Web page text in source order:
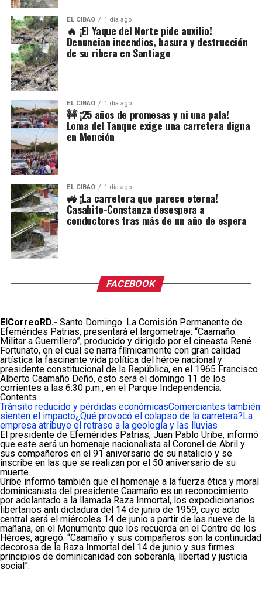
EL CIBAO 1 día ago
🔥 ¡El Yaque del Norte pide auxilio!
Denuncian incendios, basura y destrucción
de su ribera en Santiago
EL CIBAO 1 día ago
🚧 ¡25 años de promesas y ni una pala!
Loma del Tanque exige una carretera digna
en Monción
EL CIBAO 1 día ago
🚜 ¡La carretera que parece eterna!
Casabito-Constanza desespera a
conductores tras más de un año de espera
FACEBOOK
ElCorreoRD.- Santo Domingo. La Comisión Permanente de
Efemérides Patrias, presentará el largometraje: “Caamaño.
Militar a Guerrillero”, producido y dirigido por el cineasta René
Fortunato, en el cual se narra fílmicamente con gran calidad
artística la fascinante vida política del héroe nacional y
presidente constitucional de la República, en el 1965 Francisco
Alberto Caamaño Deñó, esto será el domingo 11 de los
corrientes a las 6:30 p.m., en el Parque Independencia.
Contents
Tránsito reducido y pérdidas económicasComerciantes también
sienten el impacto¿Qué provocó el colapso de la carretera?La
empresa atribuye el retraso a la geología y las lluvias
El presidente de Efemérides Patrias, Juan Pablo Uribe, informó
que este será un homenaje nacionalista al Coronel de Abril y
sus compañeros en el 91 aniversario de su natalicio y se
inscribe en las que se realizan por el 50 aniversario de su
muerte.
Uribe informó también que el homenaje a la fuerza ética y moral
dominicanista del presidente Caamaño es un reconocimiento
por adelantado a la llamada Raza Inmortal, los expedicionarios
libertarios anti dictadura del 14 de junio de 1959, cuyo acto
central será el miércoles 14 de junio a partir de las nueve de la
mañana, en el Monumento que los recuerda en el Centro de los
Héroes, agregó: “Caamaño y sus compañeros son la continuidad
decorosa de la Raza Inmortal del 14 de junio y sus firmes
principios de dominicanidad con soberanía, libertad y justicia
social”.